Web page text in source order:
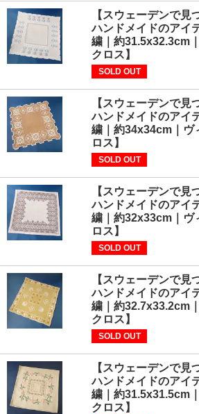
【スウェーデンで見
ハンドメイドのアイ
繍｜約31.5x32.3cm
クロス】
SOLD OUT
【スウェーデンで見
ハンドメイドのアイ
繍｜約34x34cm｜ヴ
ロス】
SOLD OUT
【スウェーデンで見
ハンドメイドのアイ
繍｜約32x33cm｜ヴ
ロス】
SOLD OUT
【スウェーデンで見
ハンドメイドのアイ
繍｜約32.7x33.2cm
クロス】
SOLD OUT
【スウェーデンで見
ハンドメイドのアイ
繍｜約31.5x31.5cm
クロス】